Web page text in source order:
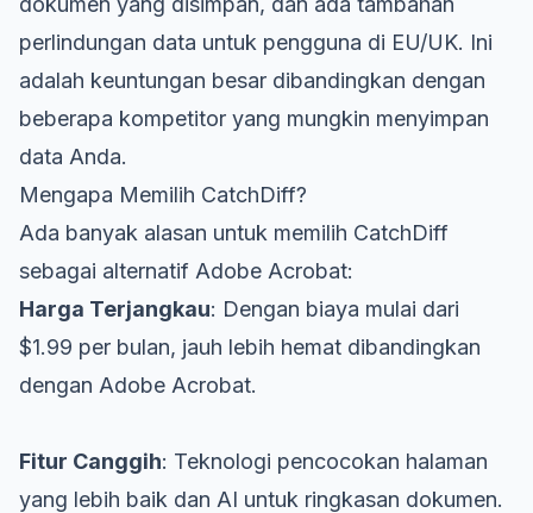
perlindungan data untuk pengguna di EU/UK. Ini
adalah keuntungan besar dibandingkan dengan
beberapa kompetitor yang mungkin menyimpan
data Anda.
Mengapa Memilih CatchDiff?
Ada banyak alasan untuk memilih CatchDiff
sebagai alternatif Adobe Acrobat:
Harga Terjangkau: Dengan biaya mulai dari
$1.99 per bulan, jauh lebih hemat dibandingkan
dengan Adobe Acrobat.
Fitur Canggih: Teknologi pencocokan halaman
yang lebih baik dan AI untuk ringkasan dokumen.